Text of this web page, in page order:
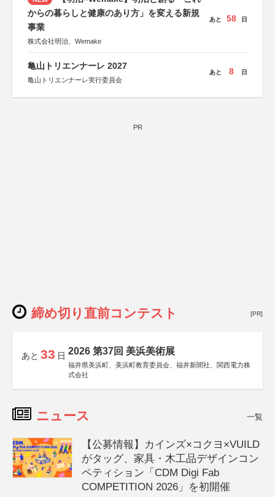
からの暮らしと健康のあり方」を変える新規
事業
株式会社明治、Wemake
あと 58 日
亀山トリエンナーレ 2027
亀山トリエンナーレ実行委員会
あと 8 日
PR
締め切り直前コンテスト [PR]
あと 33 日 2026 第37回 美浜美術展
福井県美浜町、美浜町教育委員会、福井新聞社、関西電力株
式会社
ニュース 一覧
【公募情報】カインズ×コクヨ×VUILD
がタッグ、家具・木工品デザインコン
ペティション「CDM Digi Fab
COMPETITION 2026」を初開催